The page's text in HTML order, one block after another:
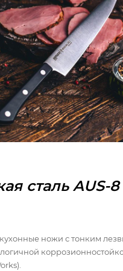
сталь AUS-8
ножи с тонким